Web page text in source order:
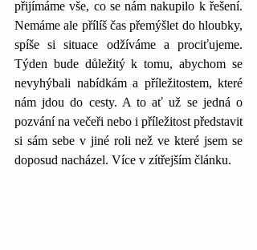
přijímáme vše, co se nám nakupilo k řešení.
Nemáme ale přílíš čas přemýšlet do hloubky,
spíše si situace odžíváme a prociťujeme.
Týden bude důležitý k tomu, abychom se
nevyhýbali nabídkám a příležitostem, které
nám jdou do cesty. A to ať už se jedná o
pozvání na večeři nebo i příležitost představit
si sám sebe v jiné roli než ve které jsem se
doposud nacházel. Více v zítřejším článku.